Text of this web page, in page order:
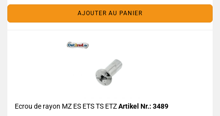
AJOUTER AU PANIER
Ecrou de rayon MZ ES ETS TS ETZArtikel Nr.: 3489